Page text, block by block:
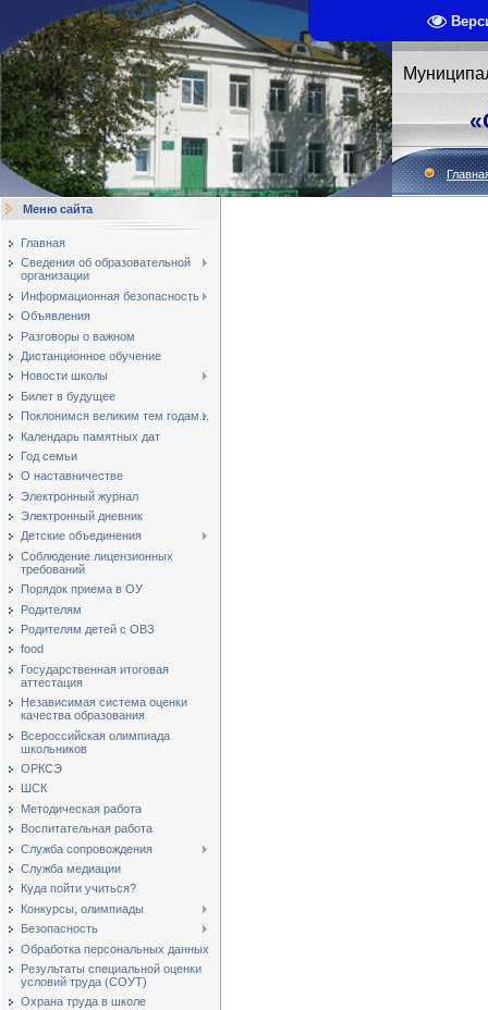
Меню сайта
Главная
Сведения об образовательной
организации
Информационная безопасность
Объявления
Разговоры о важном
Дистанционное обучение
Новости школы
Билет в будущее
Поклонимся великим тем годам...
Календарь памятных дат
Год семьи
О наставничестве
Электронный журнал
Электронный дневник
Детские объединения
Соблюдение лицензионных
требований
Порядок приема в ОУ
Родителям
Родителям детей с ОВЗ
food
Государственная итоговая
аттестация
Независимая система оценки
качества образования
Всероссийская олимпиада
школьников
ОРКСЭ
ШСК
Методическая работа
Воспитательная работа
Служба сопровождения
Служба медиации
Куда пойти учиться?
Конкурсы, олимпиады
Безопасность
Обработка персональных данных
Результаты специальной оценки
условий труда (СОУТ)
Охрана труда в школе